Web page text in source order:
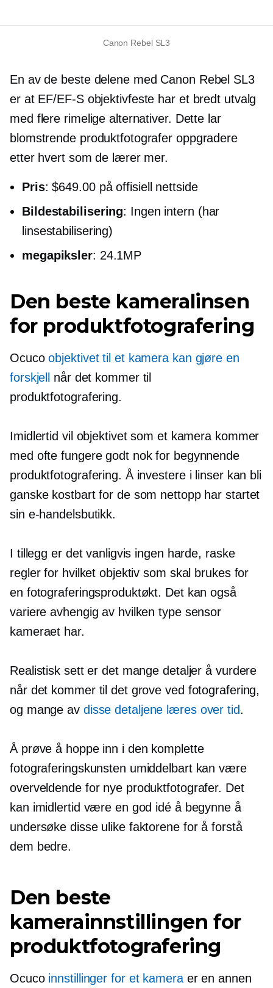
Canon Rebel SL3
En av de beste delene med Canon Rebel SL3
er at EF/EF-Sobjektivfeste har et bredt utvalg
med flere rimelige alternativer. Dette lar
blomstrende produktfotografer oppgradere
etter hvert som de lærer mer.
Pris: $649.00 på offisiell nettside
Bildestabilisering: Ingen intern (har
linsestabilisering)
megapiksler: 24.1MP
Den beste kameralinsen
for produktfotografering
Ocucoobjektivet til et kamera kan gjøre en
forskjell
når det kommer til
produktfotografering.
Imidlertid vil objektivet som et kamera kommer
med ofte fungere godt nok for begynnende
produktfotografering. Å investere i linser kan bli
ganske kostbart for de som nettopp har startet
sin e-handelsbutikk.
I tillegg er det vanligvis ingen harde, raske
regler for hvilket objektiv som skal brukes for
en fotograferingsproduktøkt. Det kan også
variere avhengig av hvilken type sensor
kameraet har.
Realistisk sett er det mange detaljer å vurdere
når det kommer til det grove ved fotografering,
og mange av disse detaljene læres over tid.
Å prøve å hoppe inn i den komplette
fotograferingskunsten umiddelbart kan være
overveldende for nye produktfotografer. Det
kan imidlertid være en god idé å begynne å
undersøke disse ulike faktorene for å forstå
dem bedre.
Den beste
kamerainnstillingen for
produktfotografering
Ocuco innstillinger for et kameraer en annen